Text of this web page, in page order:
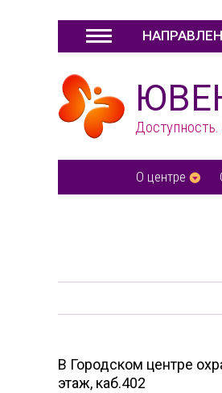
О центре
В Городском центре
этаж, каб.402